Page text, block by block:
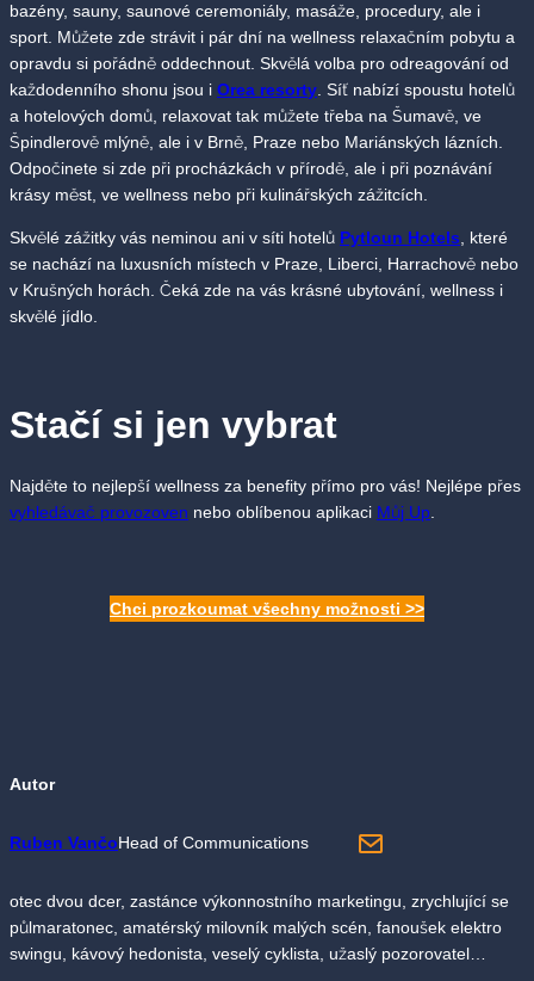
bazény, sauny, saunové ceremoniály, masáže, procedury, ale i
sport. Můžete zde strávit i pár dní na wellness relaxačním pobytu a
opravdu si pořádně oddechnout. Skvělá volba pro odreagování od
každodenního shonu jsou i Orea resorty. Síť nabízí spoustu hotelů
a hotelových domů, relaxovat tak můžete třeba na Šumavě, ve
Špindlerově mlýně, ale i v Brně, Praze nebo Mariánských lázních.
Odpočinete si zde při procházkách v přírodě, ale i při poznávání
krásy měst, ve wellness nebo při kulinářských zážitcích.
Skvělé zážitky vás neminou ani v síti hotelů Pytloun Hotels, které
se nachází na luxusních místech v Praze, Liberci, Harrachově nebo
v Krušných horách. Čeká zde na vás krásné ubytování, wellness i
skvělé jídlo.
Stačí si jen vybrat
Najděte to nejlepší wellness za benefity přímo pro vás! Nejlépe přes
vyhledávač provozoven nebo oblíbenou aplikaci Můj Up.
Chci prozkoumat všechny možnosti >>
Autor
Ruben VančoHead of Communications
otec dvou dcer, zastánce výkonnostního marketingu, zrychlující se
půlmaratonec, amatérský milovník malých scén, fanoušek elektro
swingu, kávový hedonista, veselý cyklista, užaslý pozorovatel…